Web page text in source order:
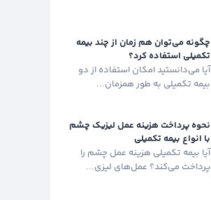
چگونه می‌توان هم زمان از چند بیمه
تکمیلی استفاده کرد؟
آیا می‌دانستید امکان استفاده از دو
بیمه تکمیلی به طور همزمان...
نحوه پرداخت هزینه عمل لیزیک چشم
با انواع بیمه تکمیلی
آیا بیمه تکمیلی هزینه عمل چشم را
پرداخت می‌کند؟ عمل‌های لیزی...